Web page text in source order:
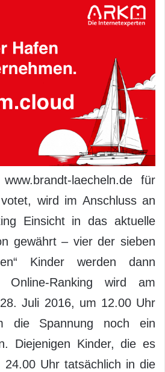
laecheln.de für
wird im Anschluss an
Einsicht in das aktuelle
gewährt – vier der sieben
Kinder werden dann
Online-Ranking wird am
Juli 2016, um 12.00 Uhr
die Spannung noch ein
Diejenigen Kinder, die es
Uhr tatsächlich in die